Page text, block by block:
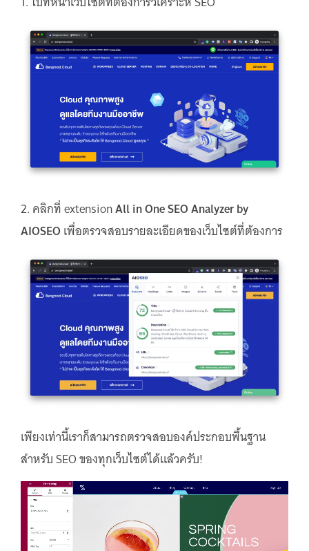
2. คลิกที่ extensionAll in One SEO Analyzer by
AIOSEO เพื่อตรวจสอบรายละเอียดของเว็บไซต์ที่ต้องการ
เพียงเท่านี้เราก็สามารถตรวจสอบองค์ประกอบพื้นฐาน
สำหรับ SEO ของทุกเว็บไซต์ได้แล้วครับ!